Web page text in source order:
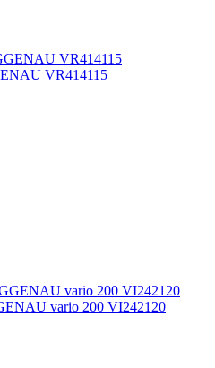
VR414115
vario 200 VI242120